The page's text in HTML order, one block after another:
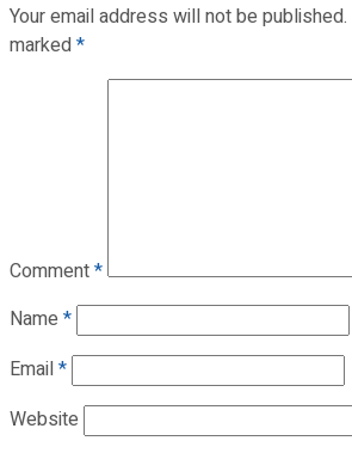
Your email address will not be published.
marked*
Comment*
Name *
Email*
Website